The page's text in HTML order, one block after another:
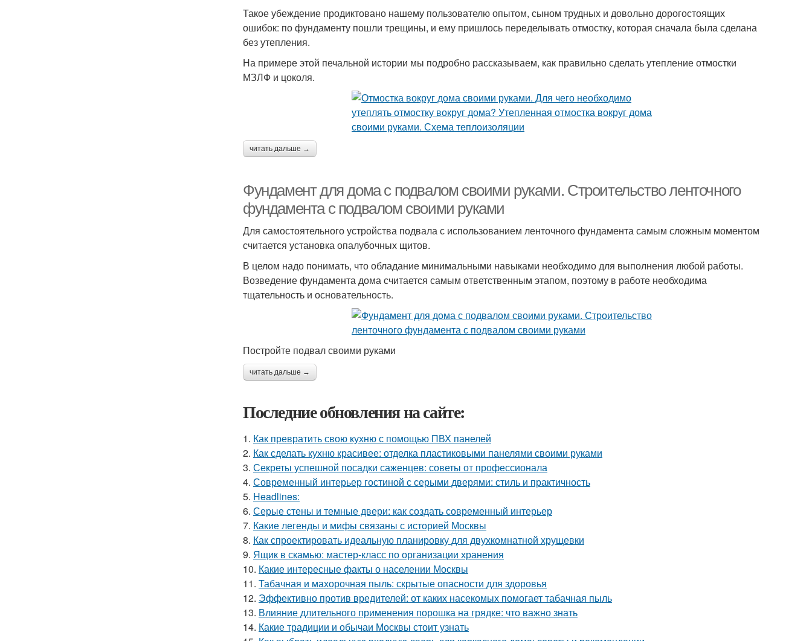
Такое убеждение продиктовано нашему пользователю опытом, сыном трудных и довольно дорогостоящих
ошибок: по фундаменту пошли трещины, и ему пришлось переделывать отмостку, которая сначала была сделана
без утепления.
На примере этой печальной истории мы подробно рассказываем, как правильно сделать утепление отмостки
МЗЛФ и цоколя.
читать дальше →
Фундамент для дома с подвалом своими руками. Строительство ленточного
фундамента с подвалом своими руками
Для самостоятельного устройства подвала с использованием ленточного фундамента самым сложным моментом
считается установка опалубочных щитов.
В целом надо понимать, что обладание минимальными навыками необходимо для выполнения любой работы.
Возведение фундамента дома считается самым ответственным этапом, поэтому в работе необходима
тщательность и основательность.
Постройте подвал своими руками
читать дальше →
Последние обновления на сайте:
1. Как превратить свою кухню с помощью ПВХ панелей
2. Как сделать кухню красивее: отделка пластиковыми панелями своими руками
3. Секреты успешной посадки саженцев: советы от профессионала
4. Современный интерьер гостиной с серыми дверями: стиль и практичность
5. Headlines:
6. Серые стены и темные двери: как создать современный интерьер
7. Какие легенды и мифы связаны с историей Москвы
8. Как спроектировать идеальную планировку для двухкомнатной хрущевки
9. Ящик в скамью: мастер-класс по организации хранения
10. Какие интересные факты о населении Москвы
11. Табачная и махорочная пыль: скрытые опасности для здоровья
12. Эффективно против вредителей: от каких насекомых помогает табачная пыль
13. Влияние длительного применения порошка на грядке: что важно знать
14. Какие традиции и обычаи Москвы стоит узнать